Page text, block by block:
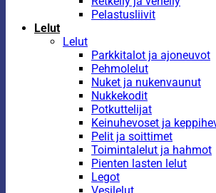
Pelastusliivit
Lelut
Lelut
Parkkitalot ja ajoneuvot
Pehmolelut
Nuket ja nukenvaunut
Nukkekodit
Potkuttelijat
Keinuhevoset ja
Pelit ja soittimet
Toimintalelut ja hahmot
Pienten lasten lelut
Legot